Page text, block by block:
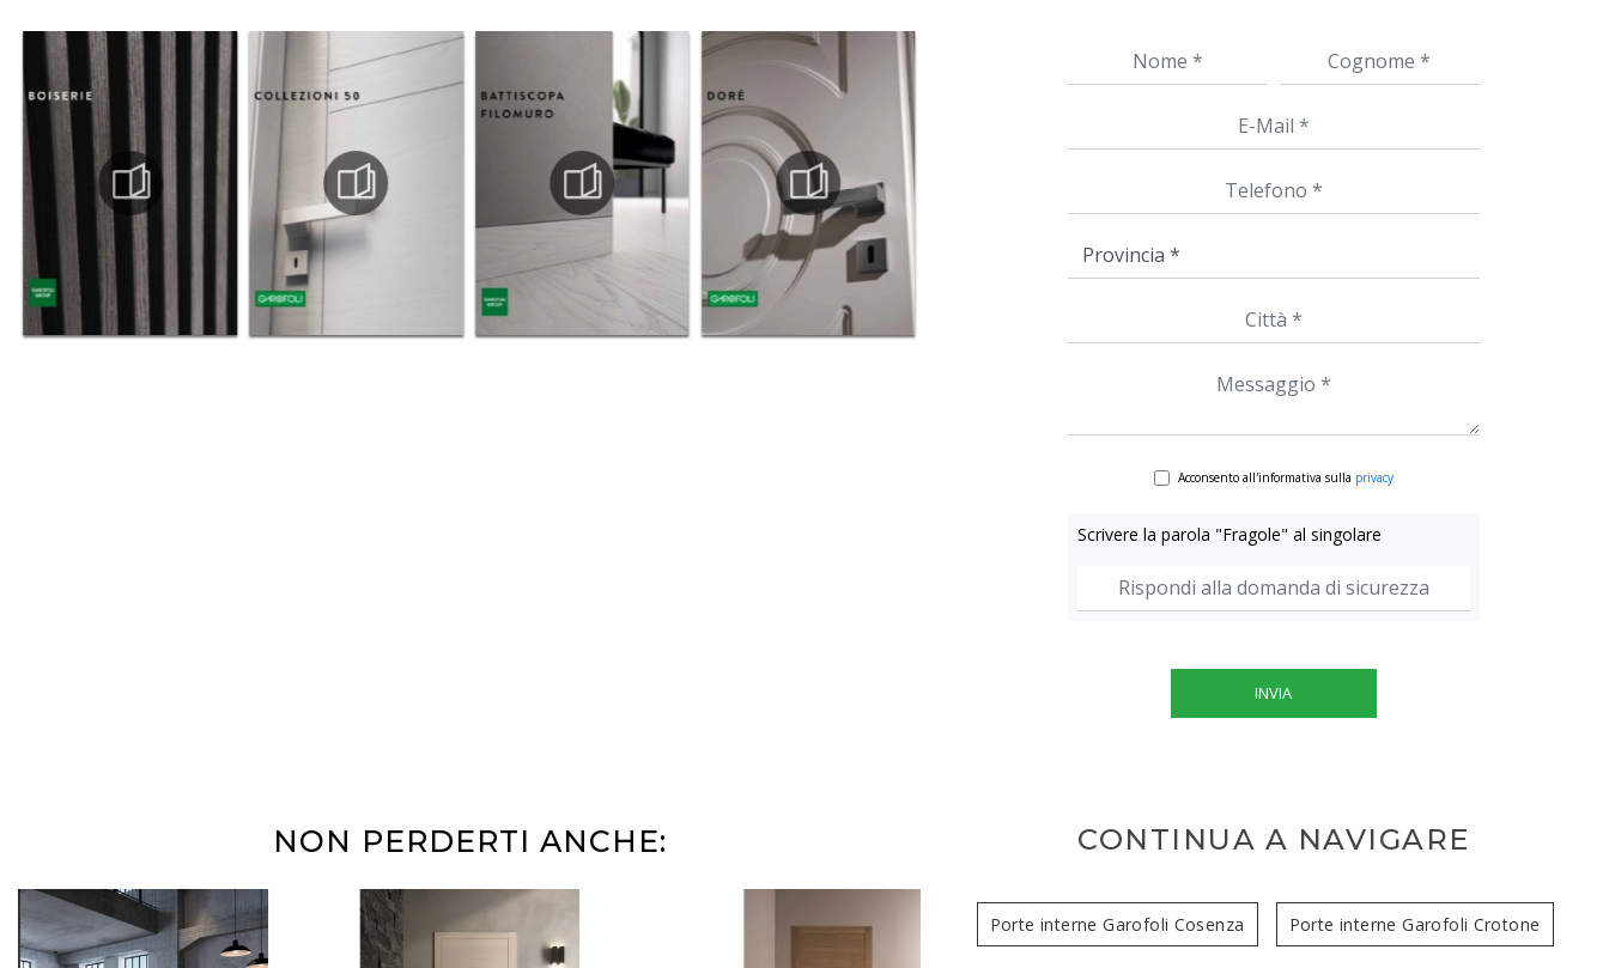
Acconsento all'informativa sulla privacy
Scrivere la parola "Fragole" al singolare
INVIA
NON PERDERTI ANCHE: CONTINUA A NAVIGARE
Porte interne Garofoli Cosenza Porte interne Garofoli Crotone